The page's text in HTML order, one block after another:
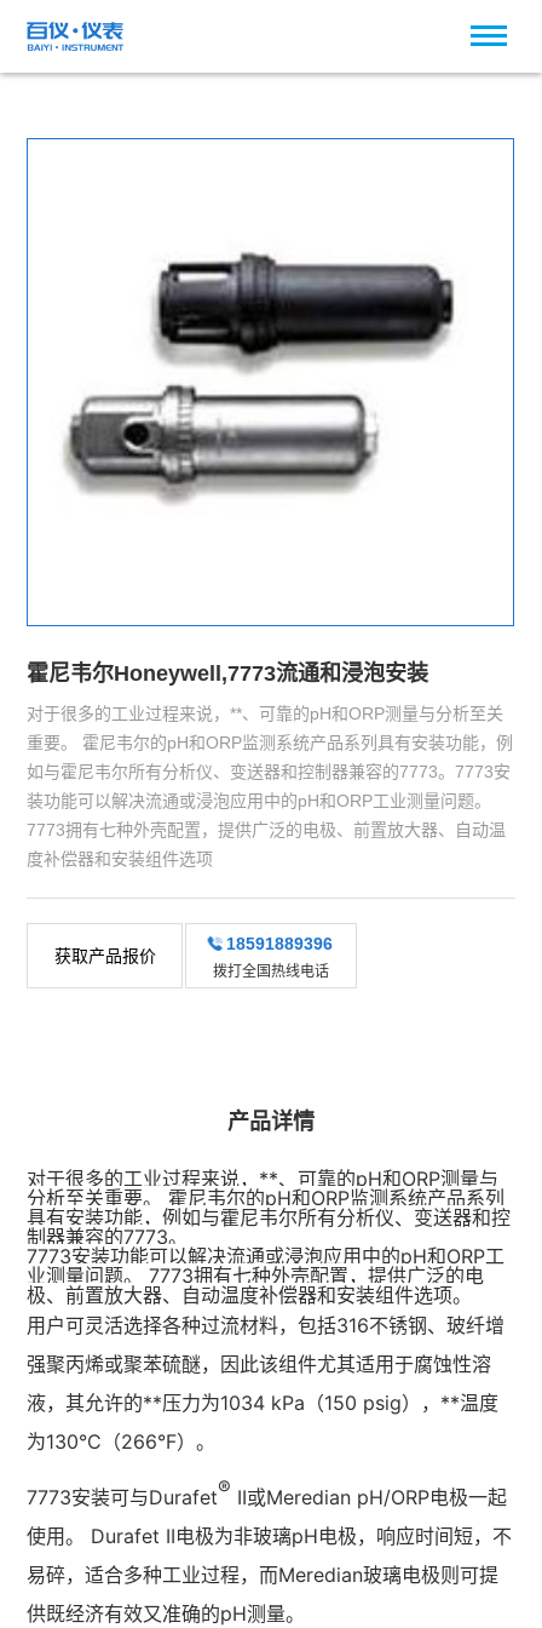
霍尼韦尔Honeywell,7773流通和浸泡安装
对于很多的工业过程来说，**、可靠的pH和ORP测量与分析至关
重要。 霍尼韦尔的pH和ORP监测系统产品系列具有安装功能，例
如与霍尼韦尔所有分析仪、变送器和控制器兼容的7773。7773安
装功能可以解决流通或浸泡应用中的pH和ORP工业测量问题。
7773拥有七种外壳配置，提供广泛的电极、前置放大器、自动温
度补偿器和安装组件选项
获取产品报价
18591889396
拨打全国热线电话
产品详情
对于很多的工业过程来说，**、可靠的pH和ORP测量与
分析至关重要。 霍尼韦尔的pH和ORP监测系统产品系列
具有安装功能，例如与霍尼韦尔所有分析仪、变送器和控
制器兼容的7773。
7773安装功能可以解决流通或浸泡应用中的pH和ORP工
业测量问题。 7773拥有七种外壳配置，提供广泛的电
极、前置放大器、自动温度补偿器和安装组件选项。
用户可灵活选择各种过流材料，包括316不锈钢、玻纤增
强聚丙烯或聚苯硫醚，因此该组件尤其适用于腐蚀性溶
液，其允许的**压力为1034 kPa（150 psig），**温度
为130°C（266°F）。
7773安装可与Durafet® II或Meredian pH/ORP电极一起
使用。 Durafet II电极为非玻璃pH电极，响应时间短，不
易碎，适合多种工业过程，而Meredian玻璃电极则可提
供既经济有效又准确的pH测量。